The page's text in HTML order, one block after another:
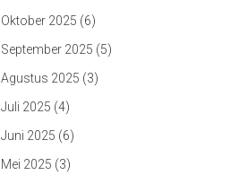
Oktober 2025 (6)
September 2025 (5)
Agustus 2025 (3)
Juli 2025 (4)
Juni 2025 (6)
Mei 2025 (3)